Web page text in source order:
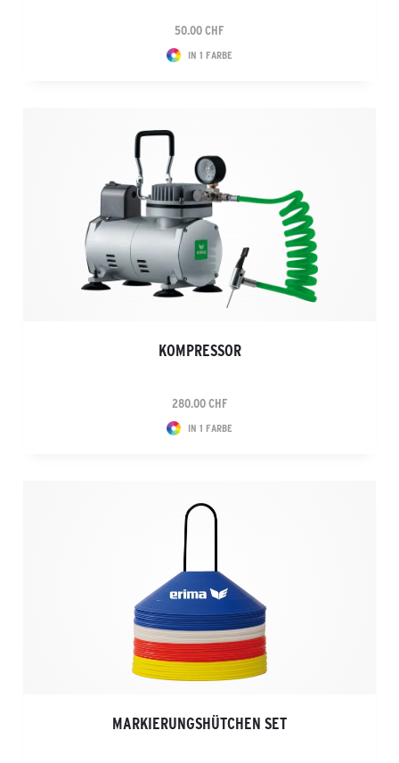
50.00 CHF
IN 1 FARBE
KOMPRESSOR
280.00 CHF
IN 1 FARBE
MARKIERUNGSHÜTCHEN SET